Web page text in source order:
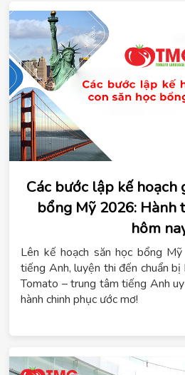
Các bước lập kế hoạch
bổng Mỹ 2026: Hành
hôm
Lên kế hoạch săn học bổng
tiếng Anh, luyện thi đến chuẩn bị
Tomato – trung tâm tiếng Anh
hành chinh phục ước mơ!